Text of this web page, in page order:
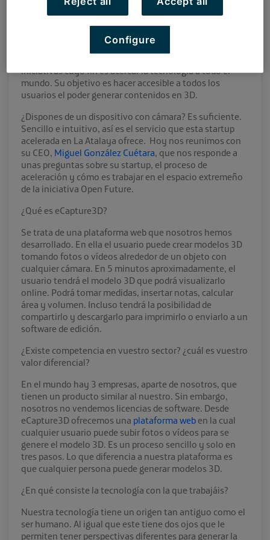
estamos comprometidos con la tecnología y la
que apostamos por el emprendimiento en nuestra tierra,
Extremadura. Por eso, hoy nos llena de orgullo acercaros
iniciativas cuyo fin es acercar la tecnología a todo el
mundo. Su objetivo es hacer accesible a todos los
usuarios el poder generar contenidos en 3D.
¿Dispones de un dispositivo con cámara? Es suficiente.
Sencillo e intuitivo, así es el servicio que esta startup
acelerada en La Atalaya ofrece. Hoy nos reunimos con
su CEO, Miguel González Cuétara, que nos responde a
unas preguntas sobre su startup, el proceso de
aceleración y cómo es trabajar en el espacio extremeño
de la iniciativa Open Future.
¿Qué es eCapture3D?
Se trata de una plataforma web que nosotros hemos
desarrollado. En ella el usuario puede crear modelos 3D
tomando fotos o vídeos alrededor de un objeto con
cualquier cámara. En 5 minutos aproximadamente, el
usuario tendrá el modelo 3D que podrá visualizarlo
online. Podrá tomar medidas, insertar notas, calcular
área y volumen. Incluso tendrá la posibilidad de
compartirlo y descargarlo para imprimirlo o enviarlo a un
software de edición.
¿Existe competencia en vuestro sector? ¿cuál es vuestro
valor diferencial?
En el mundo hay 3 empresas, aparte de nosotros, que
tienen un producto similar al nuestro. Sin embargo,
nosotros no vendemos licencias de software. Desde
eCapture3D ofrecemos una plataforma web en la cual
cualquier usuario puede subir fotos o vídeos para se
genere el modelo 3D. Es un proceso sencillo y solo en
tres pasos. Lo que diferencia a nuestra plataforma es
que cualquier persona puede generar modelos 3D.
¿En qué consiste la tecnología con la que trabajáis?
Nuestra tecnología tiene un origen tan antiguo como el
ser humano. Al igual que este tiene dos ojos que le
permiten tener perspectivas diferentes para generar la
Configure